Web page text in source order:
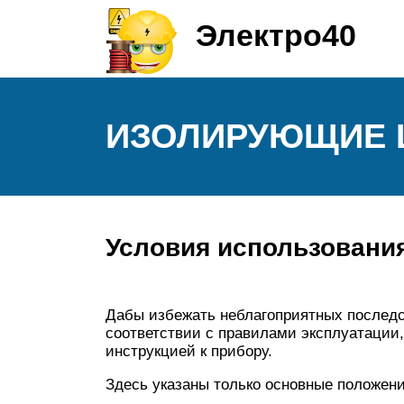
Электро40
ИЗОЛИРУЮЩИЕ
Условия
Дабы избежать неблагоприятных
соответствии с правилами
инструкцией к прибору.
Здесь указаны только основные